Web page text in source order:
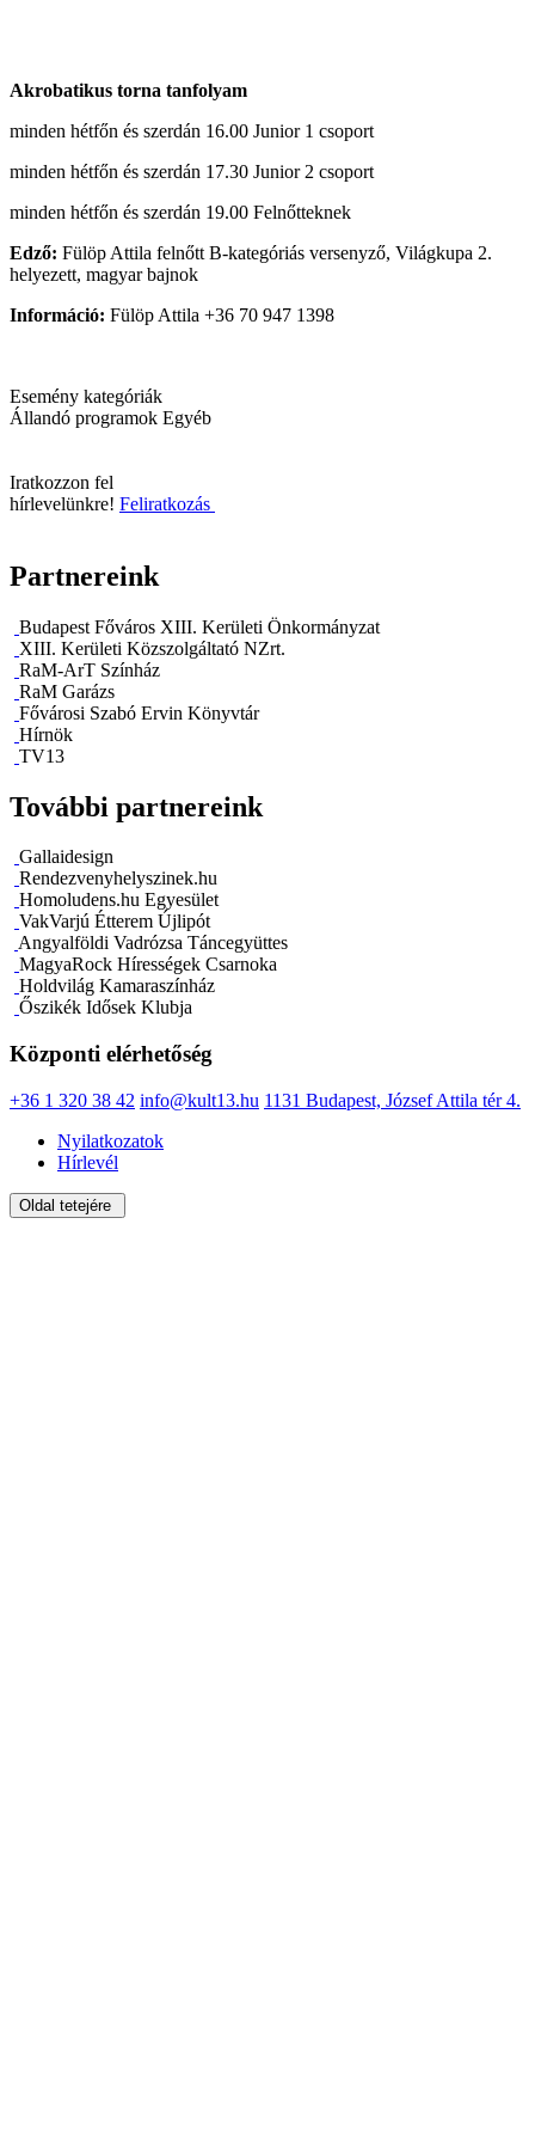
Akrobatikus torna tanfolyam
minden hétfőn és szerdán 16.00 Junior 1 csoport
minden hétfőn és szerdán 17.30 Junior 2 csoport
minden hétfőn és szerdán 19.00 Felnőtteknek
Edző: Fülöp Attila felnőtt B-kategóriás versenyző, Világkupa 2.
helyezett, magyar bajnok
Információ: Fülöp Attila +36 70 947 1398
Esemény kategóriák
Állandó programok Egyéb
Iratkozzon fel
hírlevelünkre! Feliratkozás
Partnereink
Budapest Főváros XIII. Kerületi Önkormányzat
XIII. Kerületi Közszolgáltató NZrt.
RaM-ArT Színház
RaM Garázs
Fővárosi Szabó Ervin Könyvtár
Hírnök
TV13
További partnereink
Gallaidesign
Rendezvenyhelyszinek.hu
Homoludens.hu Egyesület
VakVarjú Étterem Újlipót
Angyalföldi Vadrózsa Táncegyüttes
MagyaRock Hírességek Csarnoka
Holdvilág Kamaraszínház
Őszikék Idősek Klubja
Központi elérhetőség
+36 1 320 38 42 info@kult13.hu 1131 Budapest, József Attila tér 4.
Nyilatkozatok
Hírlevél
Oldal tetejére